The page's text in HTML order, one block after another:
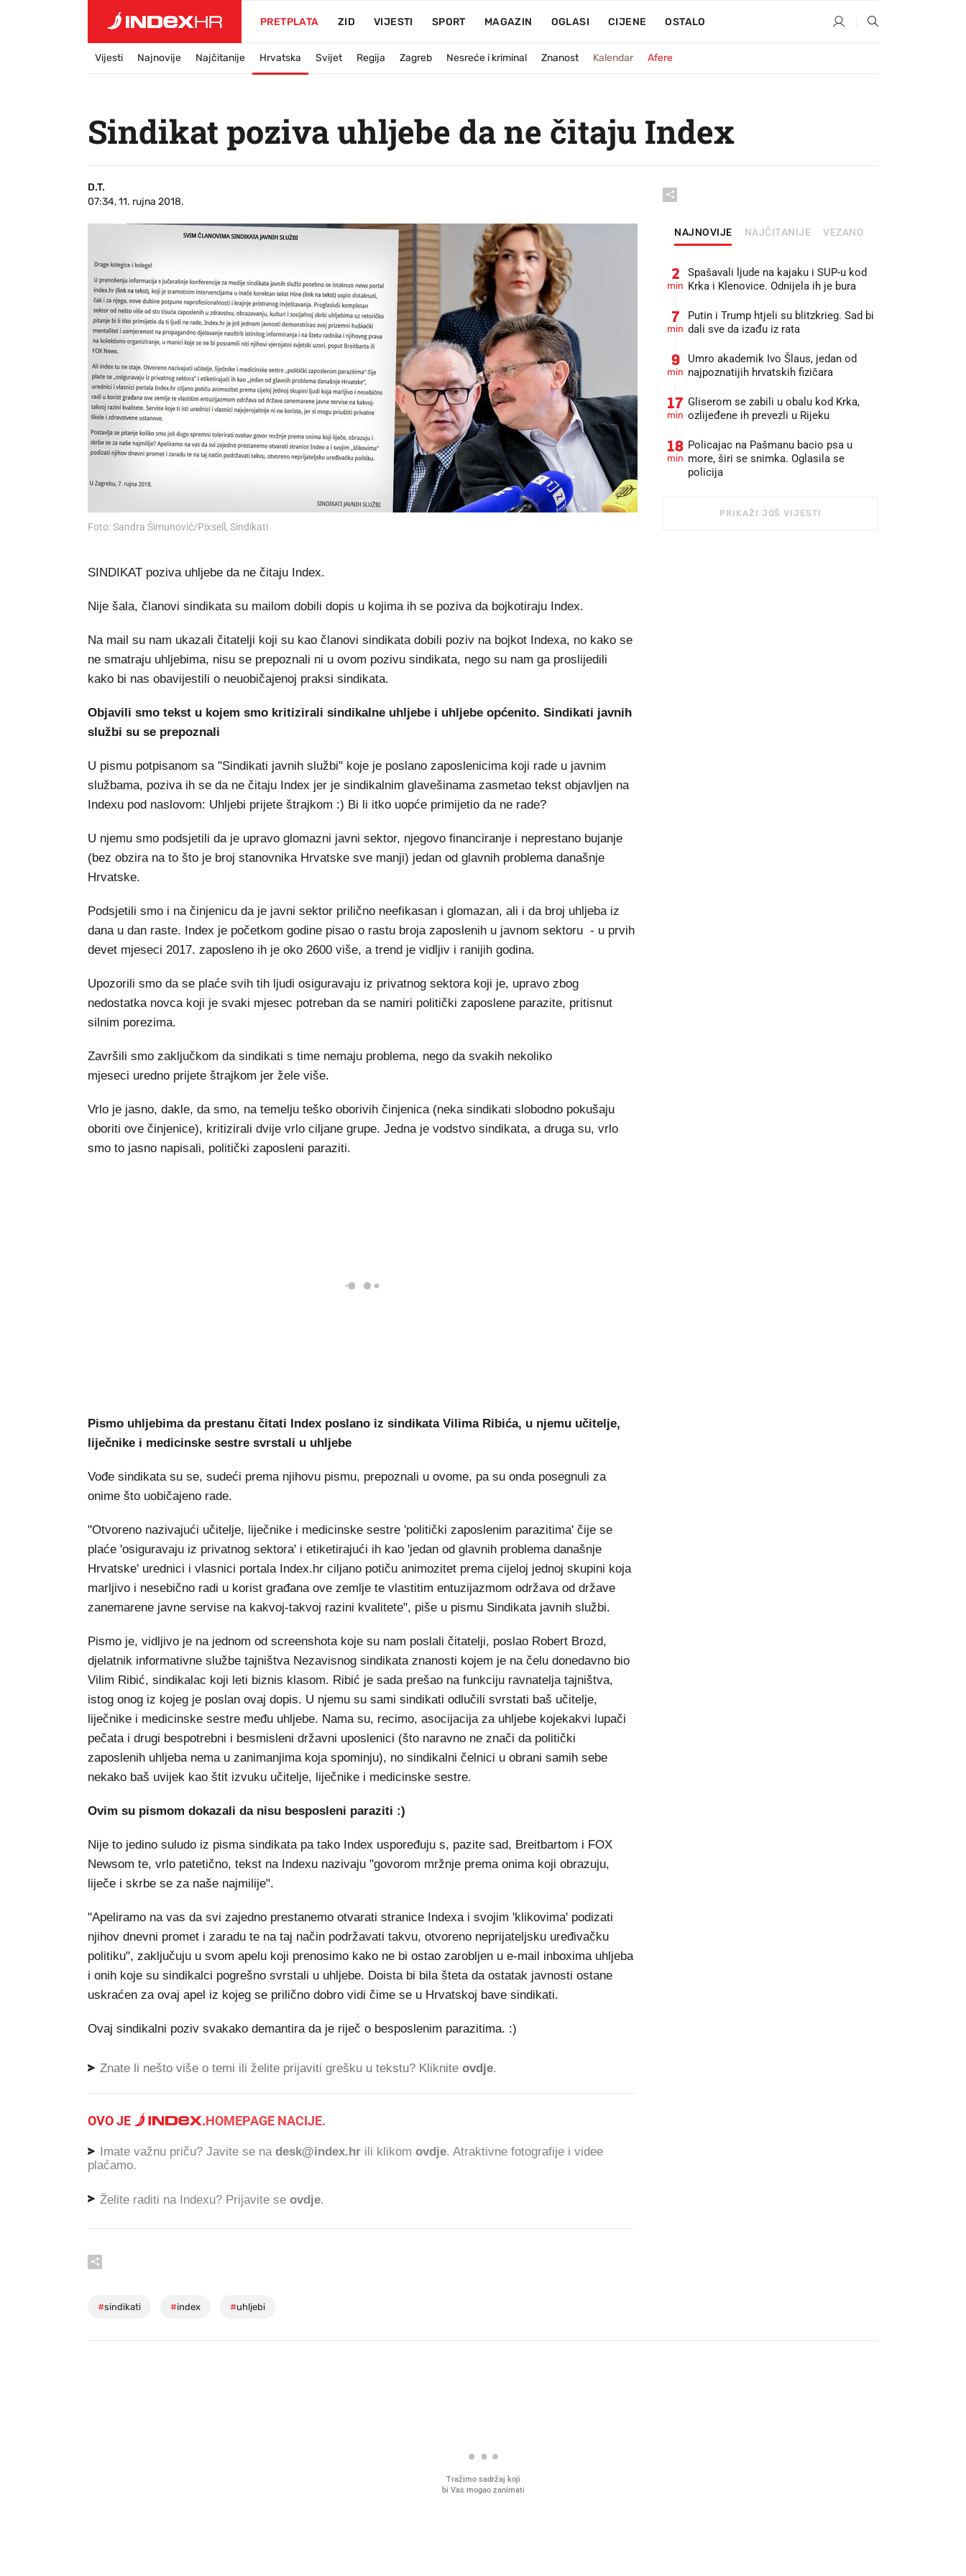
PRETPLATA ZID VIJESTI SPORT MAGAZIN OGLASI CIJENE OSTALO
Vijesti Najnovije Najčitanije Hrvatska Svijet Regija Zagreb Nesreće i kriminal Znanost Kalendar Afere
Sindikat poziva uhljebe da ne čitaju Index
D.T.
07:34, 11. rujna 2018.
Foto: Sandra Šimunović/Pixsell, Sindikati
SINDIKAT poziva uhljebe da ne čitaju Index.
Nije šala, članovi sindikata su mailom dobili dopis u kojima ih se poziva da bojkotiraju Index.
Na mail su nam ukazali čitatelji koji su kao članovi sindikata dobili poziv na bojkot Indexa, no kako se
ne smatraju uhljebima, nisu se prepoznali ni u ovom pozivu sindikata, nego su nam ga proslijedili
kako bi nas obavijestili o neuobičajenoj praksi sindikata.
Objavili smo tekst u kojem smo kritizirali sindikalne uhljebe i uhljebe općenito. Sindikati javnih
službi su se prepoznali
U pismu potpisanom sa "Sindikati javnih službi" koje je poslano zaposlenicima koji rade u javnim
službama, poziva ih se da ne čitaju Index jer je sindikalnim glavešinama zasmetao tekst objavljen na
Indexu pod naslovom: Uhljebi prijete štrajkom :) Bi li itko uopće primijetio da ne rade?
U njemu smo podsjetili da je upravo glomazni javni sektor, njegovo financiranje i neprestano bujanje
(bez obzira na to što je broj stanovnika Hrvatske sve manji) jedan od glavnih problema današnje
Hrvatske.
Podsjetili smo i na činjenicu da je javni sektor prilično neefikasan i glomazan, ali i da broj uhljeba iz
dana u dan raste. Index je početkom godine pisao o rastu broja zaposlenih u javnom sektoru - u prvih
devet mjeseci 2017. zaposleno ih je oko 2600 više, a trend je vidljiv i ranijih godina.
Upozorili smo da se plaće svih tih ljudi osiguravaju iz privatnog sektora koji je, upravo zbog
nedostatka novca koji je svaki mjesec potreban da se namiri politički zaposlene parazite, pritisnut
silnim porezima.
Završili smo zaključkom da sindikati s time nemaju problema, nego da svakih nekoliko
mjeseci uredno prijete štrajkom jer žele više.
Vrlo je jasno, dakle, da smo, na temelju teško oborivih činjenica (neka sindikati slobodno pokušaju
oboriti ove činjenice), kritizirali dvije vrlo ciljane grupe. Jedna je vodstvo sindikata, a druga su, vrlo
smo to jasno napisali, politički zaposleni paraziti.
Pismo uhljebima da prestanu čitati Index poslano iz sindikata Vilima Ribića, u njemu učitelje,
liječnike i medicinske sestre svrstali u uhljebe
Vođe sindikata su se, sudeći prema njihovu pismu, prepoznali u ovome, pa su onda posegnuli za
onime što uobičajeno rade.
"Otvoreno nazivajući učitelje, liječnike i medicinske sestre 'politički zaposlenim parazitima' čije se
plaće 'osiguravaju iz privatnog sektora' i etiketirajući ih kao 'jedan od glavnih problema današnje
Hrvatske' urednici i vlasnici portala Index.hr ciljano potiču animozitet prema cijeloj jednoj skupini koja
marljivo i nesebično radi u korist građana ove zemlje te vlastitim entuzijazmom održava od države
zanemarene javne servise na kakvoj-takvoj razini kvalitete", piše u pismu Sindikata javnih službi.
Pismo je, vidljivo je na jednom od screenshota koje su nam poslali čitatelji, poslao Robert Brozd,
djelatnik informativne službe tajništva Nezavisnog sindikata znanosti kojem je na čelu donedavno bio
Vilim Ribić, sindikalac koji leti biznis klasom. Ribić je sada prešao na funkciju ravnatelja tajništva,
istog onog iz kojeg je poslan ovaj dopis. U njemu su sami sindikati odlučili svrstati baš učitelje,
liječnike i medicinske sestre među uhljebe. Nama su, recimo, asocijacija za uhljebe kojekakvi lupači
pečata i drugi bespotrebni i besmisleni državni uposlenici (što naravno ne znači da politički
zaposlenih uhljeba nema u zanimanjima koja spominju), no sindikalni čelnici u obrani samih sebe
nekako baš uvijek kao štit izvuku učitelje, liječnike i medicinske sestre.
Ovim su pismom dokazali da nisu besposleni paraziti :)
Nije to jedino suludo iz pisma sindikata pa tako Index uspoređuju s, pazite sad, Breitbartom i FOX
Newsom te, vrlo patetično, tekst na Indexu nazivaju "govorom mržnje prema onima koji obrazuju,
liječe i skrbe se za naše najmilije".
"Apeliramo na vas da svi zajedno prestanemo otvarati stranice Indexa i svojim 'klikovima' podizati
njihov dnevni promet i zaradu te na taj način podržavati takvu, otvoreno neprijateljsku uređivačku
politiku", zaključuju u svom apelu koji prenosimo kako ne bi ostao zarobljen u e-mail inboxima uhljeba
i onih koje su sindikalci pogrešno svrstali u uhljebe. Doista bi bila šteta da ostatak javnosti ostane
uskraćen za ovaj apel iz kojeg se prilično dobro vidi čime se u Hrvatskoj bave sindikati.
Ovaj sindikalni poziv svakako demantira da je riječ o besposlenim parazitima. :)
Znate li nešto više o temi ili želite prijaviti grešku u tekstu? Kliknite ovdje.
OVO JE .HOMEPAGE NACIJE.
Imate važnu priču? Javite se na desk@index.hr ili klikom ovdje. Atraktivne fotografije i videe
plaćamo.
Želite raditi na Indexu? Prijavite se ovdje.
#sindikati #index #uhljebi
NAJNOVIJE NAJČITANIJE VEZANO
2
min
Spašavali ljude na kajaku i SUP-u kod
Krka i Klenovice. Odnijela ih je bura
7
min
Putin i Trump htjeli su blitzkrieg. Sad bi
dali sve da izađu iz rata
9
min
Umro akademik Ivo Šlaus, jedan od
najpoznatijih hrvatskih fizičara
17
min
Gliserom se zabili u obalu kod Krka,
ozlijeđene ih prevezli u Rijeku
18
min
Policajac na Pašmanu bacio psa u
more, širi se snimka. Oglasila se
policija
PRIKAŽI JOŠ VIJESTI
Tražimo sadržaj koji
bi Vas mogao zanimati